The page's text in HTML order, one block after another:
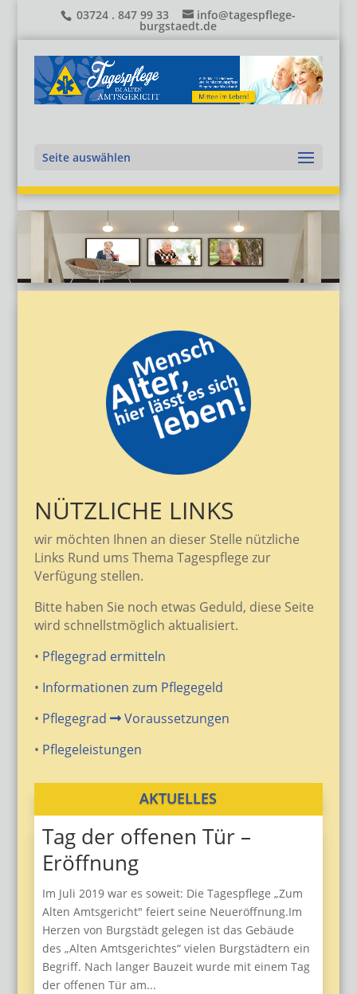
03724 . 847 99 33 info@tagespflege-
burgstaedt.de
Seite auswählen
NÜTZLICHE LINKS
wir möchten Ihnen an dieser Stelle nützliche
Links Rund ums Thema Tagespflege zur
Verfügung stellen.
Bitte haben Sie noch etwas Geduld, diese Seite
wird schnellstmöglich aktualisiert.
• Pflegegrad ermitteln
• Informationen zum Pflegegeld
• Pflegegrad
Voraussetzungen
• Pflegeleistungen
AKTUELLES
Tag der offenen Tür –
Eröffnung
Im Juli 2019 war es soweit: Die Tagespflege „Zum
Alten Amtsgericht" feiert seine Neueröffnung.Im
Herzen von Burgstädt gelegen ist das Gebäude
des „Alten Amtsgerichtes“ vielen Burgstädtern ein
Begriff. Nach langer Bauzeit wurde mit einem Tag
der offenen Tür am...